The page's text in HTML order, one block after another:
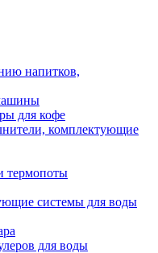
напитков,
для кофе
комплектующие
термопоты
системы для воды
для воды